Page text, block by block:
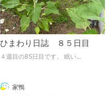
ひまわり日誌 ８５日目
４週目の85日目です。 眠い...
家鴨